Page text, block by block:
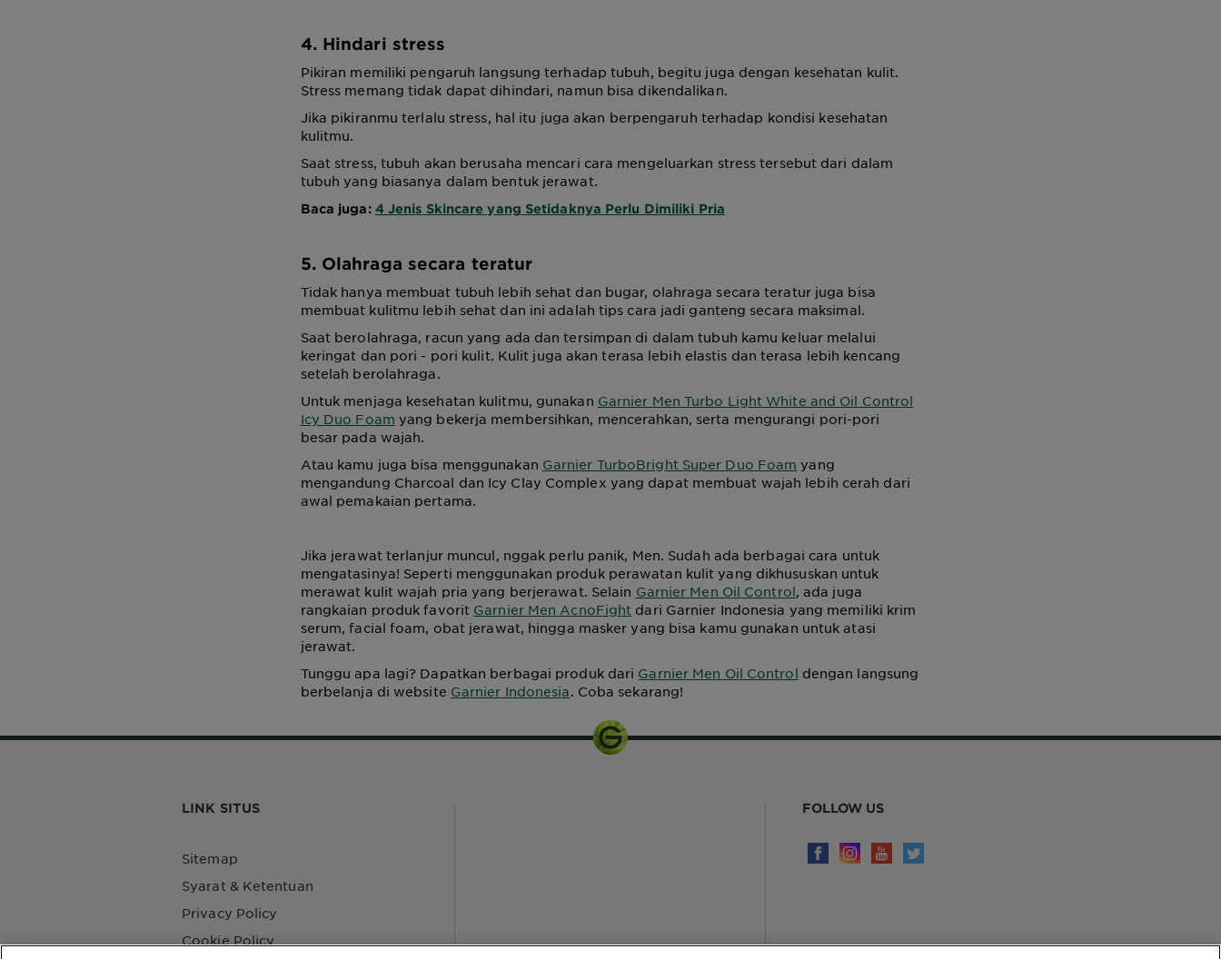
4. Hindari stress
Pikiran memiliki pengaruh langsung terhadap tubuh, begitu juga dengan kesehatan kulit.
Stress memang tidak dapat dihindari, namun bisa dikendalikan.
Jika pikiranmu terlalu stress, hal itu juga akan berpengaruh terhadap kondisi kesehatan
kulitmu.
Saat stress, tubuh akan berusaha mencari cara mengeluarkan stress tersebut dari dalam
tubuh yang biasanya dalam bentuk jerawat.
Baca juga: 4 Jenis Skincare yang Setidaknya Perlu Dimiliki Pria
5. Olahraga secara teratur
Tidak hanya membuat tubuh lebih sehat dan bugar, olahraga secara teratur juga bisa
membuat kulitmu lebih sehat dan ini adalah tips cara jadi ganteng secara maksimal.
Saat berolahraga, racun yang ada dan tersimpan di dalam tubuh kamu keluar melalui
keringat dan pori - pori kulit. Kulit juga akan terasa lebih elastis dan terasa lebih kencang
setelah berolahraga.
Untuk menjaga kesehatan kulitmu, gunakan Garnier Men Turbo Light White and Oil Control
Icy Duo Foam yang bekerja membersihkan, mencerahkan, serta mengurangi pori-pori
besar pada wajah.
Atau kamu juga bisa menggunakan Garnier TurboBright Super Duo Foam yang
mengandung Charcoal dan Icy Clay Complex yang dapat membuat wajah lebih cerah dari
awal pemakaian pertama.
Jika jerawat terlanjur muncul, nggak perlu panik, Men. Sudah ada berbagai cara untuk
mengatasinya! Seperti menggunakan produk perawatan kulit yang dikhususkan untuk
merawat kulit wajah pria yang berjerawat. Selain Garnier Men Oil Control, ada juga
rangkaian produk favorit Garnier Men AcnoFight dari Garnier Indonesia yang memiliki krim
serum, facial foam, obat jerawat, hingga masker yang bisa kamu gunakan untuk atasi
jerawat.
Tunggu apa lagi? Dapatkan berbagai produk dari Garnier Men Oil Control dengan langsung
berbelanja di website Garnier Indonesia. Coba sekarang!
LINK SITUS
Sitemap
Syarat & Ketentuan
Privacy Policy
Cookie Policy
FOLLOW US